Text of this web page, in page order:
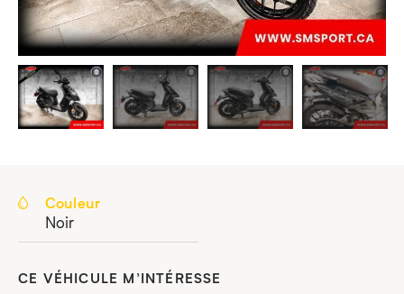
Couleur
Noir
CE VÉHICULE M’INTÉRESSE